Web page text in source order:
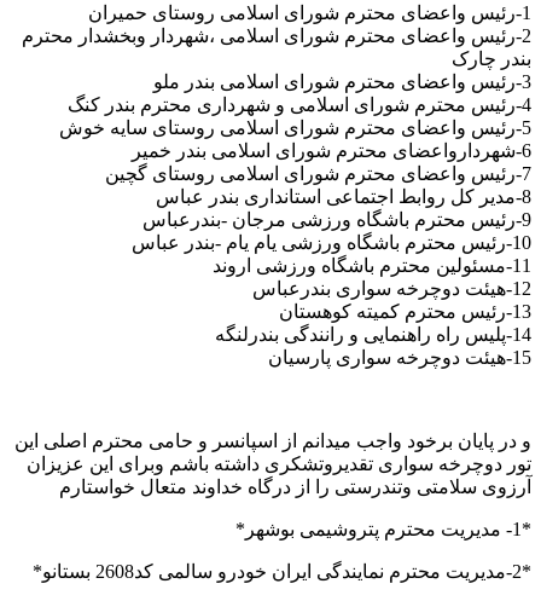
1-رئیس واعضای محترم شورای اسلامی روستای حمیران
2-رئیس واعضای محترم شورای اسلامی ،شهردار وبخشدار محترم
بندر چارک
3-رئیس واعضای محترم شورای اسلامی بندر ملو
4-رئیس محترم شورای اسلامی و شهرداری محترم بندر کنگ
5-رئیس واعضای محترم شورای اسلامی روستای سایه خوش
6-شهردارواعضای محترم شورای اسلامی بندر خمیر
7-رئیس واعضای محترم شورای اسلامی روستای گچین
8-مدیر کل روابط اجتماعی استانداری بندر عباس
9-رئیس محترم باشگاه ورزشی مرجان -بندرعباس
10-رئیس محترم باشگاه ورزشی یام یام -بندر عباس
11-مسئولین محترم باشگاه ورزشی اروند
12-هیئت دوچرخه سواری بندرعباس
13-رئیس محترم کمیته کوهستان
14-پلیس راه راهنمایی و رانندگی بندرلنگه
15-هیئت دوچرخه سواری پارسیان
و در پایان برخود واجب میدانم از اسپانسر و حامی محترم اصلی این
تور دوچرخه سواری تقدیروتشکری داشته باشم وبرای این عزیزان
آرزوی سلامتی وتندرستی را از درگاه خداوند متعال خواستارم
*1- مدیریت محترم پتروشیمی بوشهر*
*2-مدیریت محترم نمایندگی ایران خودرو سالمی کد2608 بستانو*